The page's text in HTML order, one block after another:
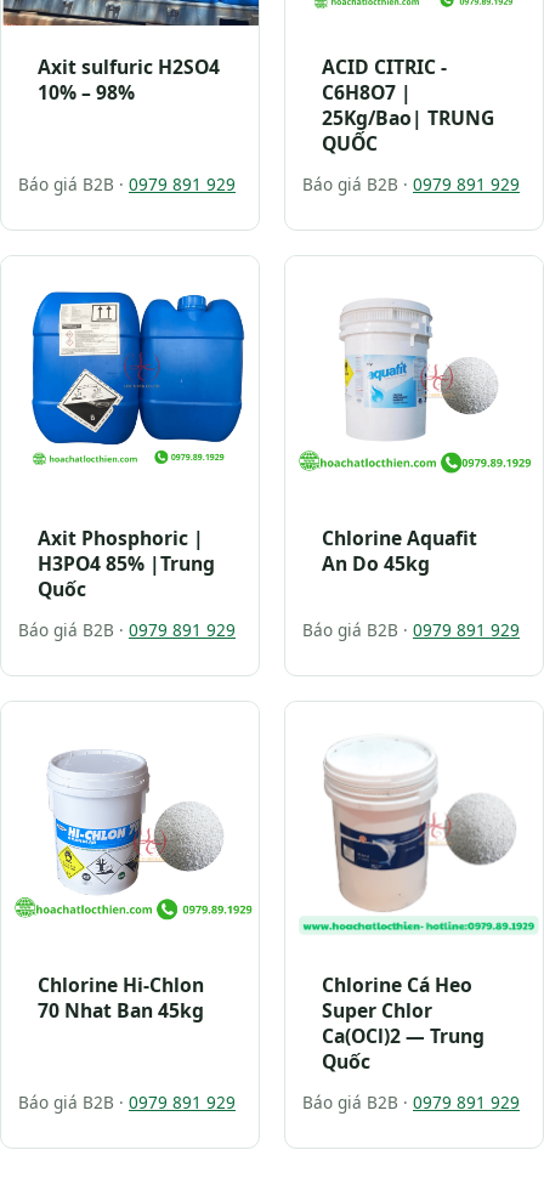
Axit sulfuric H2SO4
10% – 98%
Báo giá B2B · 0979 891 929
ACID CITRIC -
C6H8O7 |
25Kg/Bao| TRUNG
QUỐC
Báo giá B2B · 0979 891 929
Axit Phosphoric |
H3PO4 85% |Trung
Quốc
Báo giá B2B · 0979 891 929
Chlorine Aquafit
An Do 45kg
Báo giá B2B · 0979 891 929
Chlorine Hi-Chlon
70 Nhat Ban 45kg
Báo giá B2B · 0979 891 929
Chlorine Cá Heo
Super Chlor
Ca(OCl)2 — Trung
Quốc
Báo giá B2B · 0979 891 929